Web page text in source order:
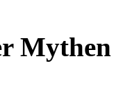
Mythen